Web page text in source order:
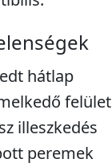
hátlap
felület
illeszkedés
peremek